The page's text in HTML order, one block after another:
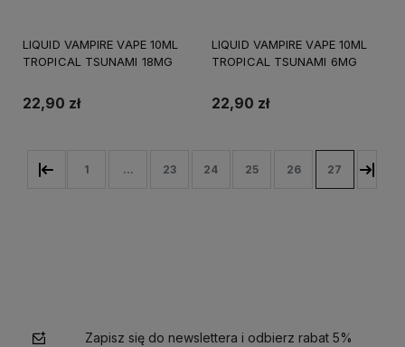
LIQUID VAMPIRE VAPE 10ML
TROPICAL TSUNAMI 18MG
22,90 zł
LIQUID VAMPIRE VAPE 10ML
TROPICAL TSUNAMI 6MG
22,90 zł
1 ... 23 24 25 26 27
Zapisz się do newslettera i odbierz rabat 5%